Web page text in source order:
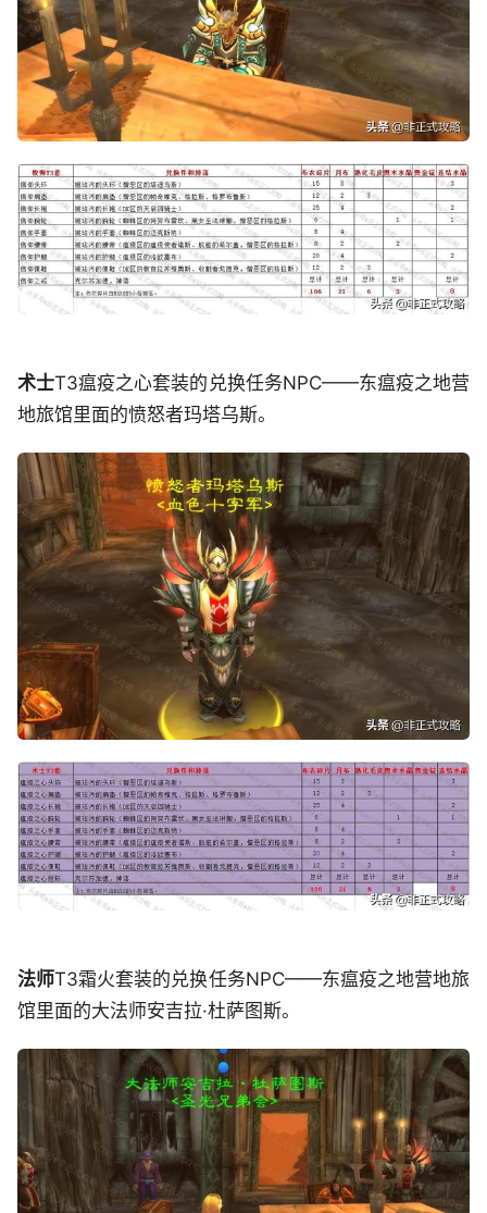
术士T3瘟疫之心套装的兑换任务NPC——东瘟疫之地营
地旅馆里面的愤怒者玛塔乌斯。
法师T3霜火套装的兑换任务NPC——东瘟疫之地营地旅
馆里面的大法师安吉拉·杜萨图斯。